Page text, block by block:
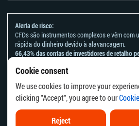
Cookie consent
We use cookies to improve your
clicking "Accept", you agree to our
Reject
Alerta de risco:
CFDs são instrumentos complexos e vêm com
rápida do dinheiro devido à alavancagem.
66,43% das contas de investidores de retalho
Deve considerar se entende como funcionam os
condições de assumir o alto risco de perder o
Por favor, consulte a nossaDeclaração e
As informações deste site não se destinam a
jurisdições em que a distribuição ou utilização
contrária à respetiva lei local ou aos